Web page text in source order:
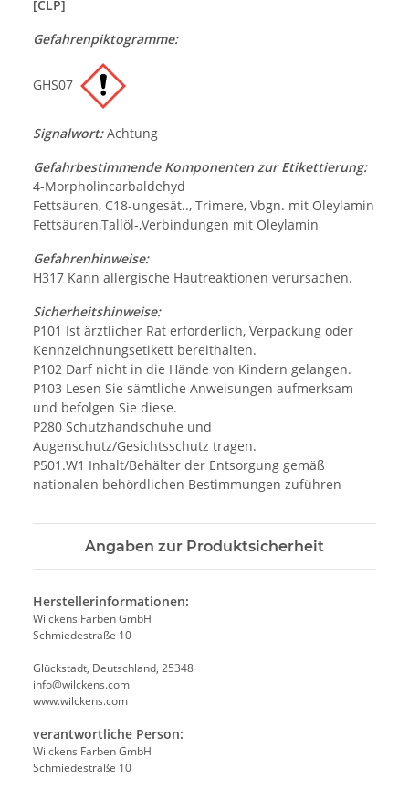
[CLP]
Gefahrenpiktogramme:
GHS07
Signalwort:Achtung
Gefahrbestimmende Komponenten zur Etikettierung:
4-Morpholincarbaldehyd
Fettsäuren, C18-ungesät.., Trimere, Vbgn. mit Oleylamin
Fettsäuren,Tallöl-,Verbindungen mit Oleylamin
Gefahrenhinweise:
H317 Kann allergische Hautreaktionen verursachen.
Sicherheitshinweise:
P101 Ist ärztlicher Rat erforderlich, Verpackung oder
Kennzeichnungsetikett bereithalten.
P102 Darf nicht in die Hände von Kindern gelangen.
P103 Lesen Sie sämtliche Anweisungen aufmerksam
und befolgen Sie diese.
P280 Schutzhandschuhe und
Augenschutz/Gesichtsschutz tragen.
P501.W1 Inhalt/Behälter der Entsorgung gemäß
nationalen behördlichen Bestimmungen zuführen
Angaben zur Produktsicherheit
Herstellerinformationen:
Wilckens Farben GmbH
Schmiedestraße 10
Glückstadt, Deutschland, 25348
info@wilckens.com
www.wilckens.com
verantwortliche Person:
Wilckens Farben GmbH
Schmiedestraße 10